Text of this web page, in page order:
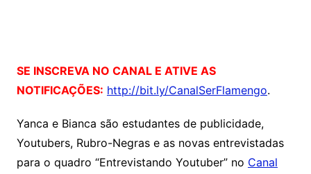
SE INSCREVA NO CANAL E ATIVE AS
NOTIFICAÇÕES: http://bit.ly/CanalSerFlamengo.
Yanca e Bianca são estudantes de publicidade,
Youtubers, Rubro-Negras e as novas entrevistadas
para o quadro “Entrevistando Youtuber” no Canal